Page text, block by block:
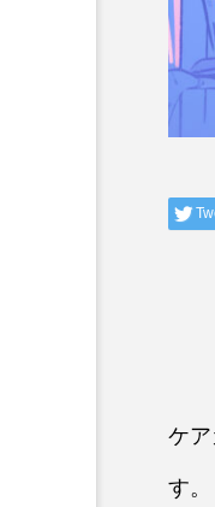
ケア
す。